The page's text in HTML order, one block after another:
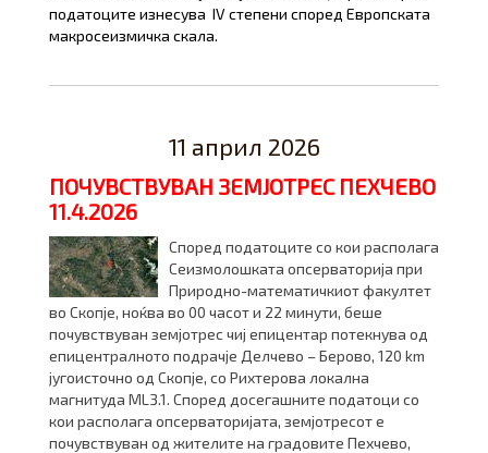
податоците изнесува IVстепени според Европската
макросеизмичка скала.
11 април 2026
ПОЧУВСТВУВАН ЗЕМЈОТРЕС ПЕХЧЕВО
11.4.2026
Според податоците со кои располага
Сеизмолошката опсерваторија при
Природно-математичкиот факултет
во Скопје, ноќва во 00 часот и 22 минути, беше
почувствуван земјотрес чиј епицентар потекнува од
епицентралното подрачје Делчево – Берово, 120 km
југоисточно од Скопје, со Рихтерова локална
магнитуда ML3.1. Според досегашните податоци со
кои располага опсерваторијата, земјотресот е
почувствуван од жителите на градовите Пехчево,